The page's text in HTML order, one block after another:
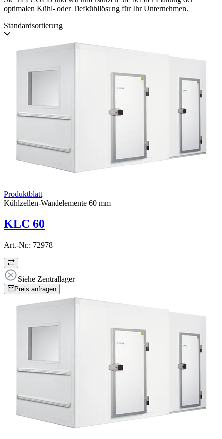
optimalen Kühl- oder Tiefkühllösung für Ihr Unternehmen.
Standardsortierung
Produktblatt
Kühlzellen-Wandelemente 60 mm
KLC 60
Art.-Nr.: 72978
Siehe Zentrallager
Preis anfragen